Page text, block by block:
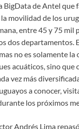
BigData de Antel que
movilidad de los
entre 45 y 75 mil
dos departamentos.
no es solamente la
acuáticos, sino que
vez más
a conocer,
los próximos
Andrés Lima